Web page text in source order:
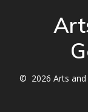
© 2026 Arts and